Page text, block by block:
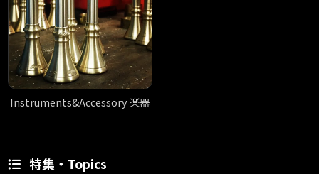
Instruments&Accessory 楽器
特集・Topics